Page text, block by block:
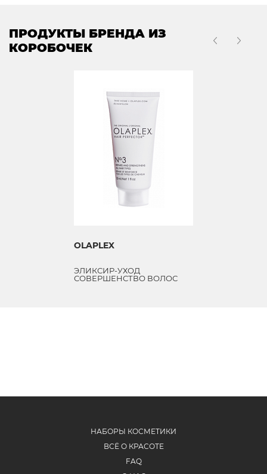
ПРОДУКТЫ БРЕНДА ИЗ
КОРОБОЧЕК
OLAPLEX
ЭЛИКСИР-УХОД
СОВЕРШЕНСТВО ВОЛОС
НАБОРЫ КОСМЕТИКИ
ВСЁ О КРАСОТЕ
FAQ